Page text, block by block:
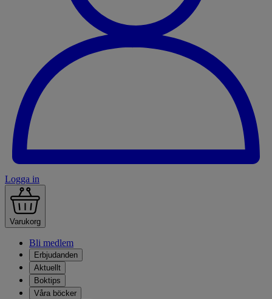
Logga in
Varukorg
Bli medlem
Erbjudanden
Aktuellt
Boktips
Våra böcker